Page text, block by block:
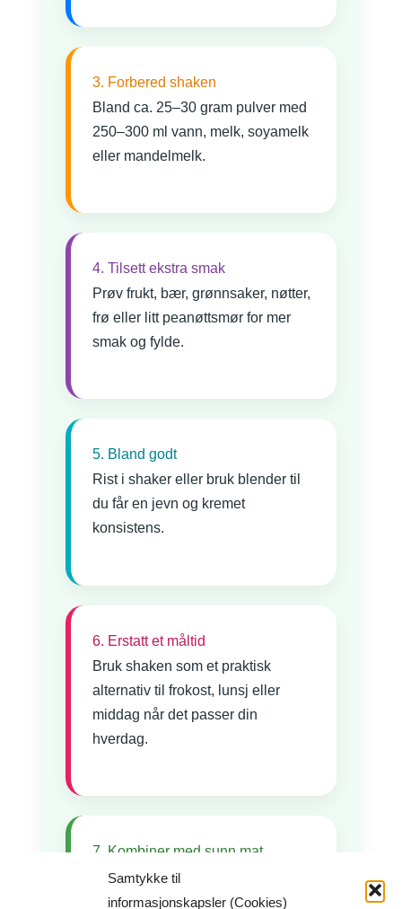
Samtykke til
informasjonskapsler (Cookies)
3. Forbered shaken
Bland ca. 25–30 gram pulver med
250–300 ml vann, melk, soyamelk
eller mandelmelk.
4. Tilsett ekstra smak
Prøv frukt, bær, grønnsaker, nøtter,
frø eller litt peanøttsmør for mer
smak og fylde.
5. Bland godt
Rist i shaker eller bruk blender til
du får en jevn og kremet
konsistens.
6. Erstatt et måltid
Bruk shaken som et praktisk
alternativ til frokost, lunsj eller
middag når det passer din
hverdag.
7. Kombiner med sunn mat
For best resultat bør shaken inngå
i et balansert kosthold med frukt,